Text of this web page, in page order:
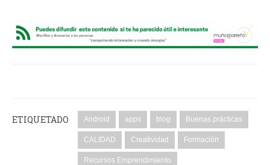
ETIQUETADO Android apps blog Buenas prácticas
CALIDAD Creatividad Formación
Recursos Emprendimiento